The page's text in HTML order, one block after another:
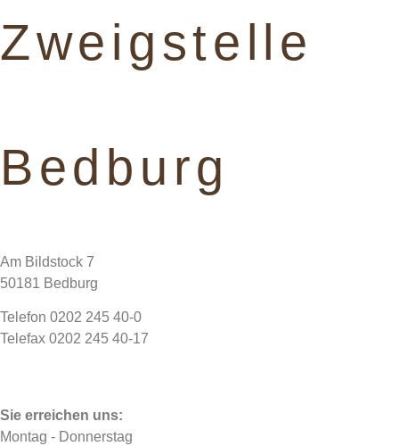
Zweigstelle
Bedburg
Am Bildstock 7
50181 Bedburg
Telefon 0202 245 40-0
Telefax 0202 245 40-17
Sie erreichen uns:
Montag - Donnerstag